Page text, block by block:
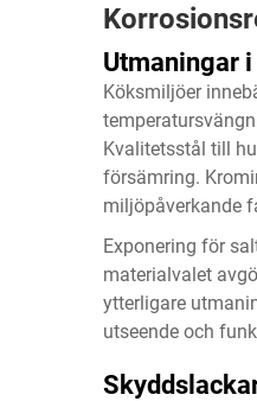
Utmaningar
Köksmiljöer
Kvalitetsstål till
försämring.
miljöpåverkande
Exponering för
materialvalet
ytterligare
utseende och